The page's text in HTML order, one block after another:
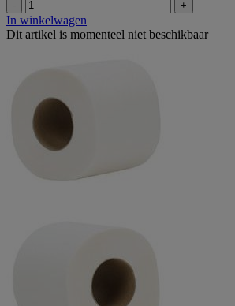
- +
In winkelwagen
Dit artikel is momenteel niet beschikbaar